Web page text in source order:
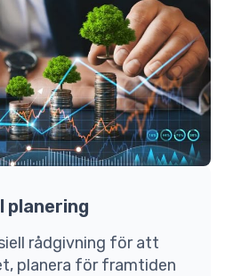
planering
rådgivning för att
planera för framtiden